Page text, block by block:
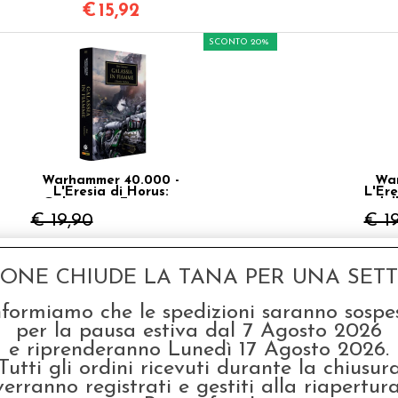
€ 15,92
Warhammer 40.000 -
L'Eresia di Horus:
€ 19,90
SCONTO 20%
€15,92
€
SCONTO 20%
CHIUDE LA TANA PER UNA
che le spedizioni saranno
per la pausa estiva dal 7 Agosto 2026
e riprenderanno Lunedì 17 Agosto 2026.
gli ordini ricevuti durante la
registrati e gestiti alla